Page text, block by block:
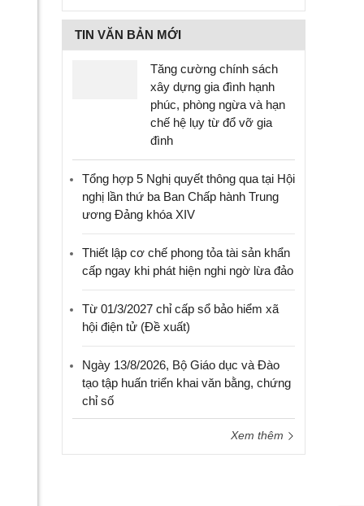
TIN VĂN BẢN MỚI
Tăng cường chính sách
xây dựng gia đình hạnh
phúc, phòng ngừa và hạn
chế hệ lụy từ đổ vỡ gia
đình
Tổng hợp 5 Nghị quyết thông qua tại Hội
nghị lần thứ ba Ban Chấp hành Trung
ương Đảng khóa XIV
Thiết lập cơ chế phong tỏa tài sản khẩn
cấp ngay khi phát hiện nghi ngờ lừa đảo
Từ 01/3/2027 chỉ cấp sổ bảo hiểm xã
hội điện tử (Đề xuất)
Ngày 13/8/2026, Bộ Giáo dục và Đào
tạo tập huấn triển khai văn bằng, chứng
chỉ số
Xem thêm